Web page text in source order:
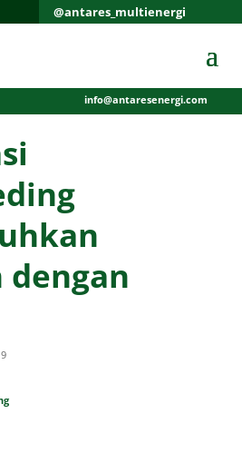
@antares_multienergi
info@antaresenergi.com
dengan